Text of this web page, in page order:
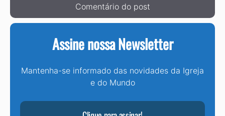
Assine nossa Newsletter
Mantenha-se informado das novidades da Igreja
e do Mundo